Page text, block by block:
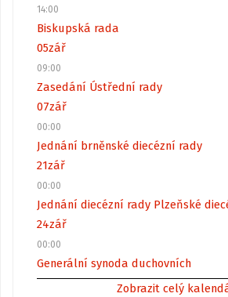
14:00
Biskupská rada
05zář
09:00
Zasedání Ústřední rady
07zář
00:00
Jednání brněnské diecézní rady
21zář
00:00
Jednání diecézní rady Plzeňské
24zář
00:00
Generální synoda duchovních
Zobrazit celý